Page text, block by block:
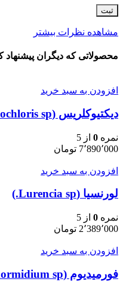
مشاهده نظرات بیشتر
محصولاتی که دیگران پیشنهاد
افزودن به سبد خرید
دیکتیوکلریس (Dictyochloris sp.)
نمره 0 از 5
7٬890٬000 تومان
افزودن به سبد خرید
لورنسیا (Lurencia sp.)
نمره 0 از 5
2٬389٬000 تومان
افزودن به سبد خرید
فورمیدیوم (Phormidium sp.)